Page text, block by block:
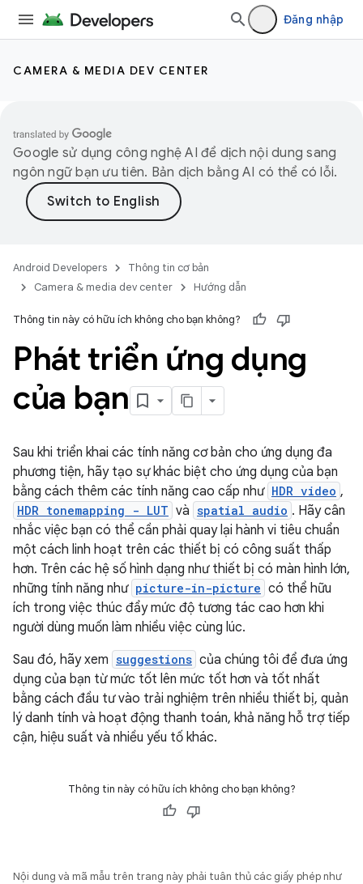
Đăng nhập
CAMERA & MEDIA DEV CENTER
Google sử dụng công nghệ AI để dịch nội dung sang
ngôn ngữ bạn ưu tiên. Bản dịch bằng AI có thể có lỗi.
Android Developers
Thông tin cơ bản
Camera & media dev center
Hướng dẫn
Thông tin này có hữu ích không cho bạn không?
Phát triển ứng dụng
của bạn
Sau khi triển khai các tính năng cơ bản cho ứng dụng đa
phương tiện, hãy tạo sự khác biệt cho ứng dụng của bạn
bằng cách thêm các tính năng cao cấp như HDR video ,
HDR tonemapping - LUT và spatial audio . Hãy cân
nhắc việc bạn có thể cần phải quay lại hành vi tiêu chuẩn
một cách linh hoạt trên các thiết bị có công suất thấp
hơn. Trên các hệ số hình dạng như thiết bị có màn hình lớn,
những tính năng như picture-in-picture có thể hữu
ích trong việc thúc đẩy mức độ tương tác cao hơn khi
người dùng muốn làm nhiều việc cùng lúc.
Sau đó, hãy xem suggestions của chúng tôi để đưa ứng
dụng của bạn từ mức tốt lên mức tốt hơn và tốt nhất
bằng cách đầu tư vào trải nghiệm trên nhiều thiết bị, quản
lý danh tính và hoạt động thanh toán, khả năng hỗ trợ tiếp
cận, hiệu suất và nhiều yếu tố khác.
Thông tin này có hữu ích không cho bạn không?
Nội dung và mã mẫu trên trang này phải tuân thủ các giấy phép như